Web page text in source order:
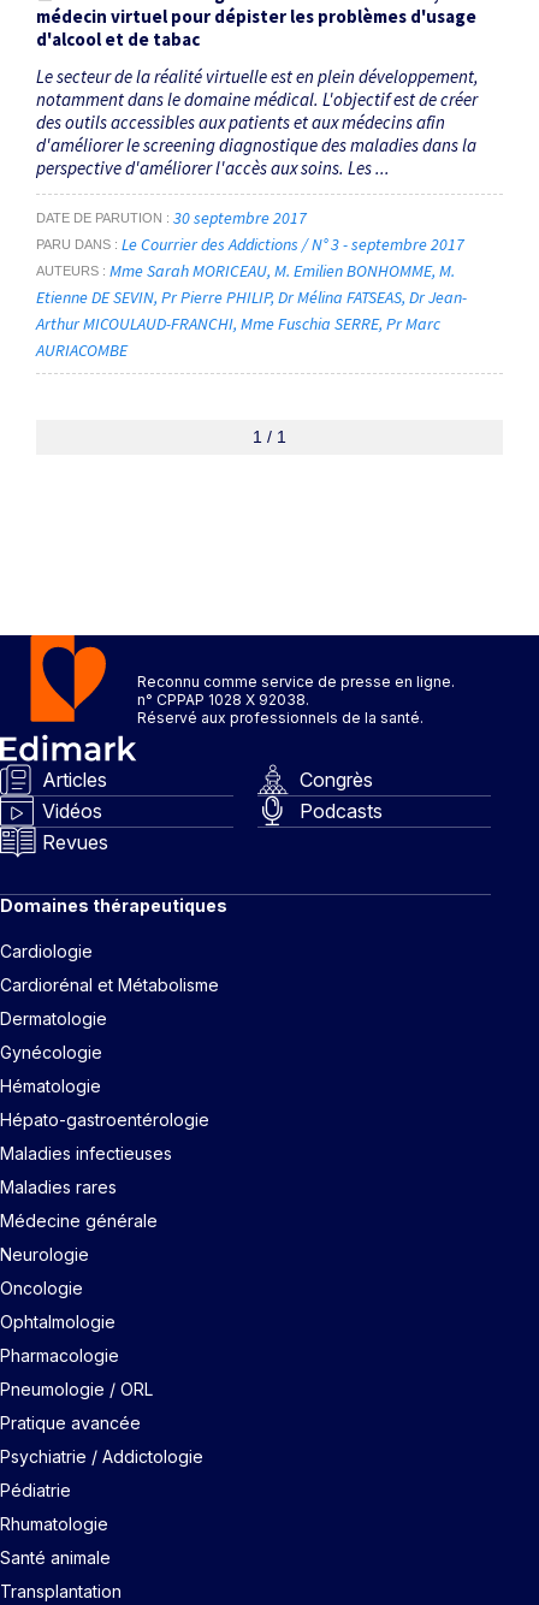
médecin virtuel pour dépister les problèmes d'usage
d'alcool et de tabac
Le secteur de la réalité virtuelle est en plein développement,
notamment dans le domaine médical. L'objectif est de créer
des outils accessibles aux patients et aux médecins afin
d'améliorer le screening diagnostique des maladies dans la
perspective d'améliorer l'accès aux soins. Les ...
DATE DE PARUTION 30 septembre 2017
PARU DANS Le Courrier des Addictions / N° 3 - septembre 2017
AUTEURS Mme Sarah MORICEAU M. Emilien BONHOMME M.
Etienne DE SEVIN Pr Pierre PHILIP Dr Mélina FATSEAS Dr Jean-
Arthur MICOULAUD-FRANCHI Mme Fuschia SERRE Pr Marc
AURIACOMBE
1 / 1
Reconnu comme service de presse en ligne.
n° CPPAP 1028 X 92038.
Réservé aux professionnels de la santé.
Articles
Congrès
Vidéos
Podcasts
Revues
Domaines thérapeutiques
Cardiologie
Cardiorénal et Métabolisme
Dermatologie
Gynécologie
Hématologie
Hépato-gastroentérologie
Maladies infectieuses
Maladies rares
Médecine générale
Neurologie
Oncologie
Ophtalmologie
Pharmacologie
Pneumologie / ORL
Pratique avancée
Psychiatrie / Addictologie
Pédiatrie
Rhumatologie
Santé animale
Transplantation